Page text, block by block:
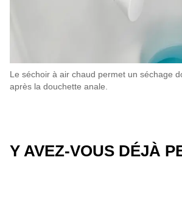
Le séchoir à air chaud permet un séchage
après la douchette anale.
Y AVEZ-VOUS DÉJÀ